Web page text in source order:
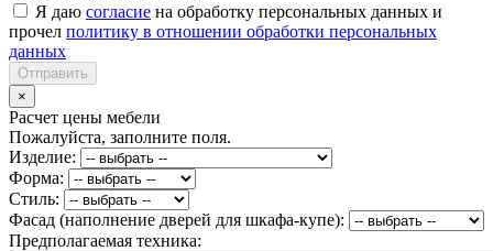
Я даю согласие на обработку персональных данных и
прочел политику в отношении обработки персональных
данных
Отправить
×
Расчет цены мебели
Пожалуйста, заполните поля.
Изделие:
Форма:
Стиль:
Фасад (наполнение дверей для шкафа-купе):
Предполагаемая техника: